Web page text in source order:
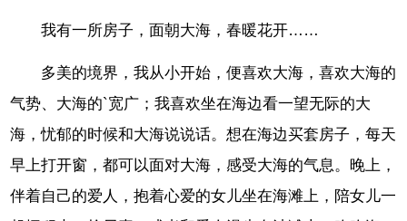
我有一所房子，面朝大海，春暖花开……
多美的境界，我从小开始，便喜欢大海，喜欢大海的
气势、大海的`宽广；我喜欢坐在海边看一望无际的大
海，忧郁的时候和大海说说话。想在海边买套房子，每天
早上打开窗，都可以面对大海，感受大海的气息。晚上，
伴着自己的爱人，抱着心爱的女儿坐在海滩上，陪女儿一